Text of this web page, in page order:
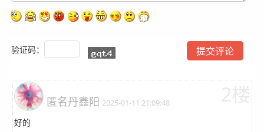
验证码：
匿名丹鑫阳 2025-01-11 21:09:48
好的